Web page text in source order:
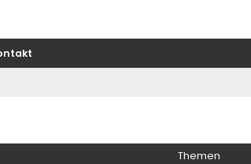
Themen